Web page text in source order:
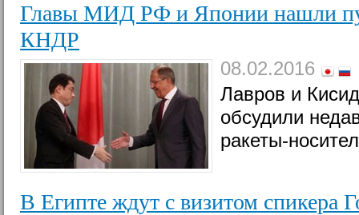
Главы МИД РФ и Японии нашли
КНДР
08.02.2016
Лавров и
обсудили
ракеты-
В Египте ждут с визитом спикера